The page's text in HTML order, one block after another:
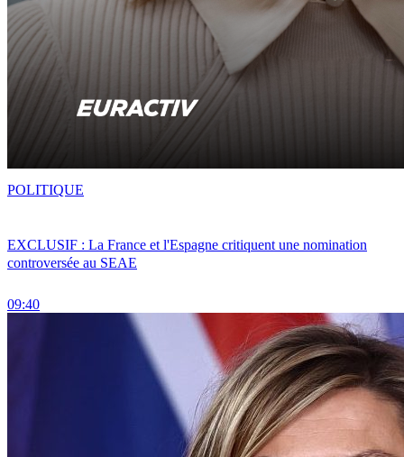
EXCLUSIF : La France et l'Espagne critiquent une nomination
controversée au SEAE
09:40
POLITIQUE